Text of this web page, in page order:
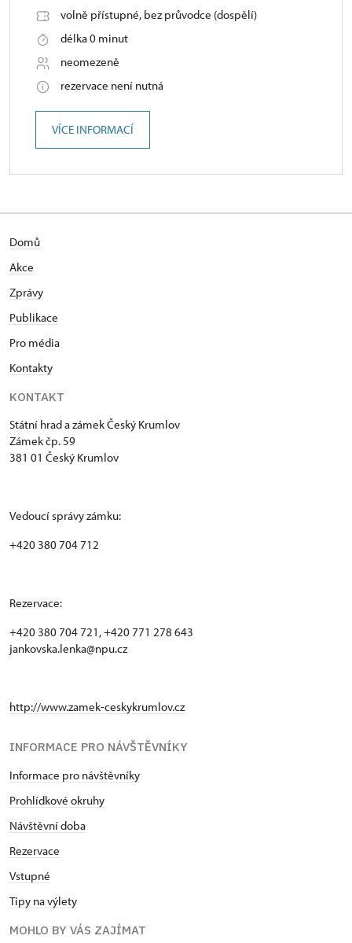
volně přístupné, bez průvodce (dospělí)
délka 0 minut
neomezeně
rezervace není nutná
VÍCE INFORMACÍ
Domů
Akce
Zprávy
Publikace
Pro média
Kontakty
KONTAKT
Státní hrad a zámek Český Krumlov
Zámek čp. 59
381 01 Český Krumlov
Vedoucí správy zámku:
+420 380 704 712
Rezervace:
+420 380 704 721, +420 771 278 643
jankovska.lenka@npu.cz
http://www.zamek-ceskykrumlov.cz
INFORMACE PRO NÁVŠTĚVNÍKY
Informace pro návštěvníky
Prohlídkové okruhy
Návštěvní doba
Rezervace
Vstupné
Tipy na výlety
MOHLO BY VÁS ZAJÍMAT